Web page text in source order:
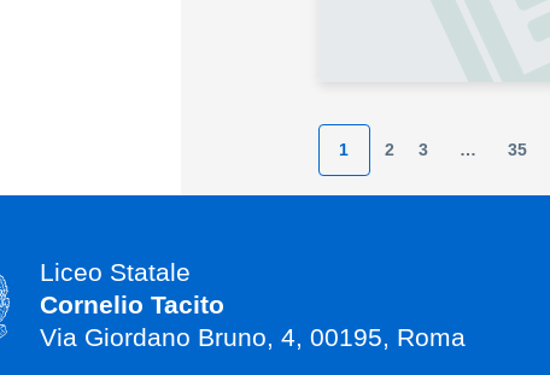
1 2 3 … 35
Liceo Statale
Cornelio Tacito
Via Giordano Bruno, 4, 00195, Roma